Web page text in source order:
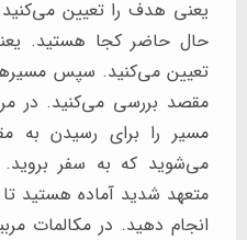
یعنی هدف را تعیین
حال حاضر کجا هستید.
تعیین می‌کنید. سپس
مقصد بررسی می‌کنید. در
مسیر را برای رسیدن به
می‌شوید که به سفر بروید.
متعهد شدید آماده هستید تا
انجام دهید. در مکالمات